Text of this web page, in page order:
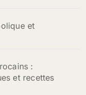
et
:
et recettes